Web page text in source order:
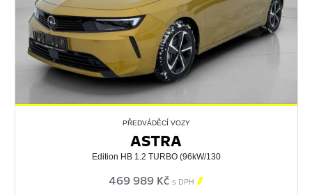
PŘEDVÁDĚCÍ VOZY
ASTRA
Edition HB 1.2 TURBO (96kW/130
469 989 Kč s DPH 